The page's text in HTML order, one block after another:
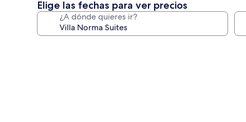
estrellas
Elige las fechas para ver precios
¿A dónde quieres ir?